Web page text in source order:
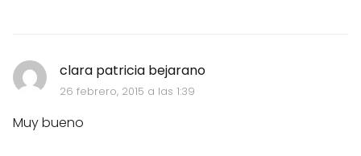
clara patricia bejarano
26 febrero, 2015 a las 1:39
Muy bueno